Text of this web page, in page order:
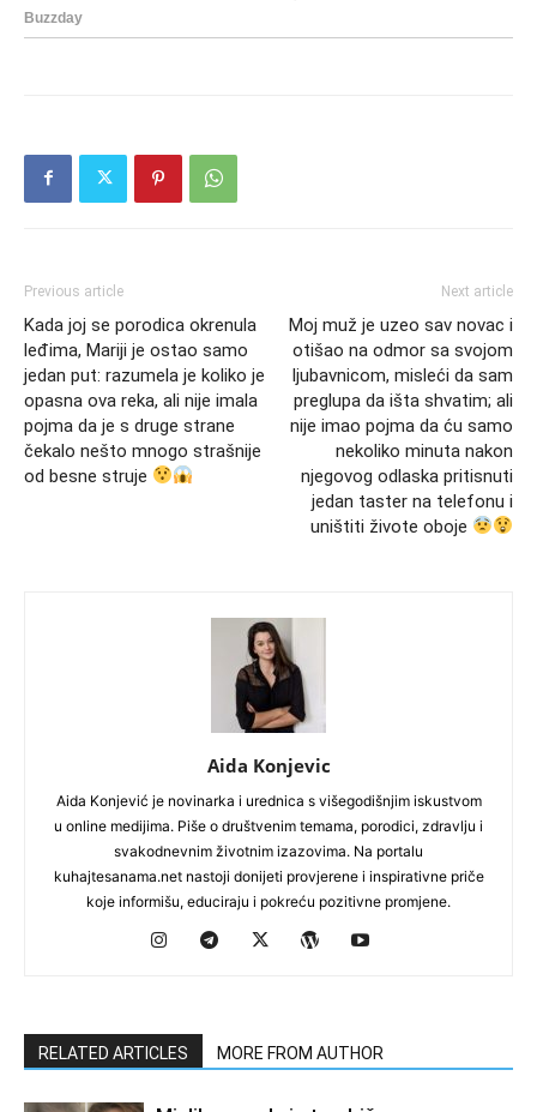
Previous article
Kada joj se porodica okrenula
leđima, Mariji je ostao samo
jedan put: razumela je koliko je
opasna ova reka, ali nije imala
pojma da je s druge strane
čekalo nešto mnogo strašnije
od besne struje
Next article
Moj muž je uzeo sav novac i
otišao na odmor sa svojom
ljubavnicom, misleći da sam
preglupa da išta shvatim; ali
nije imao pojma da ću samo
nekoliko minuta nakon
njegovog odlaska pritisnuti
jedan taster na telefonu i
uništiti živote oboje
Aida Konjevic
Aida Konjević je novinarka i urednica s višegodišnjim iskustvom
u online medijima. Piše o društvenim temama, porodici, zdravlju i
svakodnevnim životnim izazovima. Na portalu
kuhajtesanama.net nastoji donijeti provjerene i inspirativne priče
koje informišu, educiraju i pokreću pozitivne promjene.
RELATED ARTICLES MORE FROM AUTHOR